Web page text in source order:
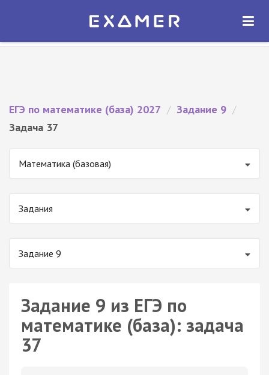
Экзамер — ЕГЭ 2027
ОТКРЫТЬ
ЕГЭ по математике (база) 2027 / Задание 9 /
Задача 37
Математика (базовая)
Задания
Задание 9
Задание 9 из ЕГЭ по
математике (база): задача
37